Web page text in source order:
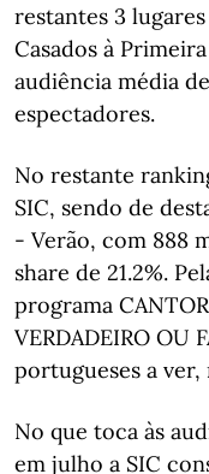
restantes 3
Casados à
audiência média
espectadores.
No restante
SIC, sendo de
- Verão, com 888
share de 21.2%.
programa
VERDADEIRO OU
portugueses a ver,
No que toca às
em julho a SIC